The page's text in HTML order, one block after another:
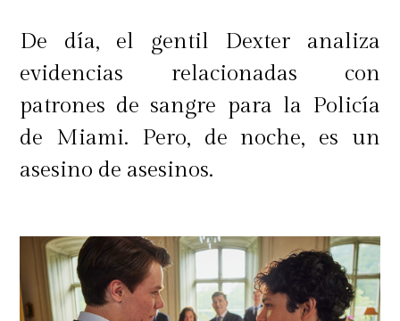
De día, el gentil Dexter analiza
evidencias relacionadas con
patrones de sangre para la Policía
de Miami. Pero, de noche, es un
asesino de asesinos.